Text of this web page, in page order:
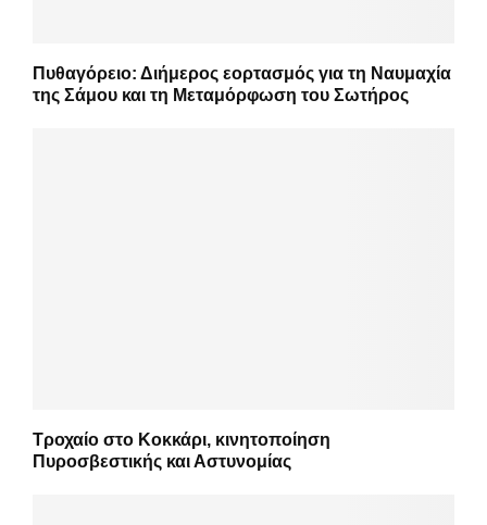
Πυθαγόρειο: Διήμερος εορτασμός για τη Ναυμαχία
της Σάμου και τη Μεταμόρφωση του Σωτήρος
Τροχαίο στο Κοκκάρι, κινητοποίηση
Πυροσβεστικής και Αστυνομίας